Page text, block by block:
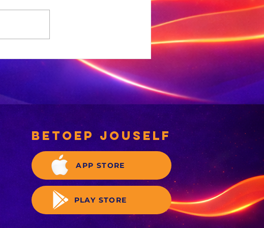
'n Ligte
aardbewing
tref Welkom
betoep jouself
APP STORE
PLAY STORE